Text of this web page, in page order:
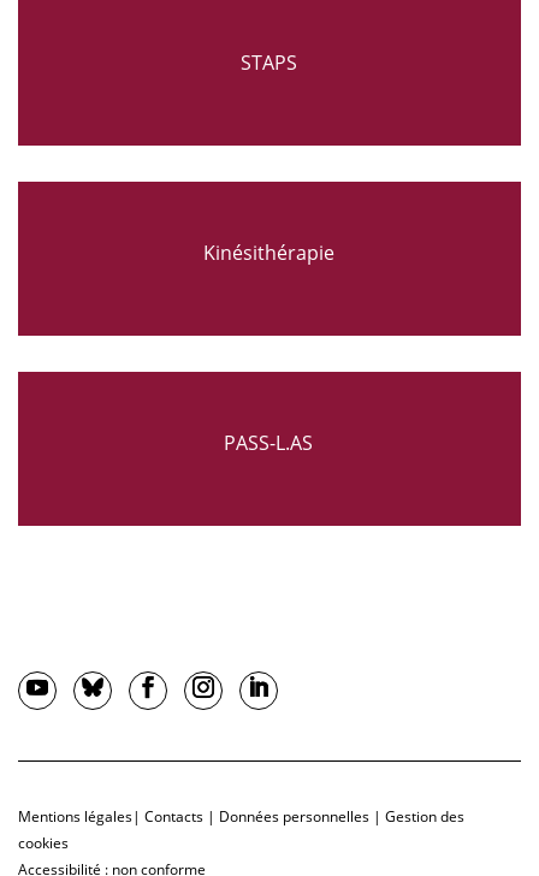
STAPS
Kinésithérapie
PASS-L.AS
Mentions légales| Contacts | Données personnelles | Gestion des
cookies
Accessibilité : non conforme